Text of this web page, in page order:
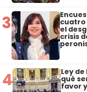
3 cuatro
el
crisis
4 Ley
qué
favor